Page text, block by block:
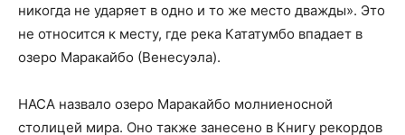
никогда не ударяет в одно и то же место дважды». Это
не относится к месту, где река Кататумбо впадает в
озеро Маракайбо (Венесуэла).
НАСА назвало озеро Маракайбо молниеносной
столицей мира. Оно также занесено в Книгу рекордов